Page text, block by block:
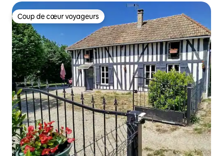
Coup de cœur voyageurs
Coup de cœur voyageurs